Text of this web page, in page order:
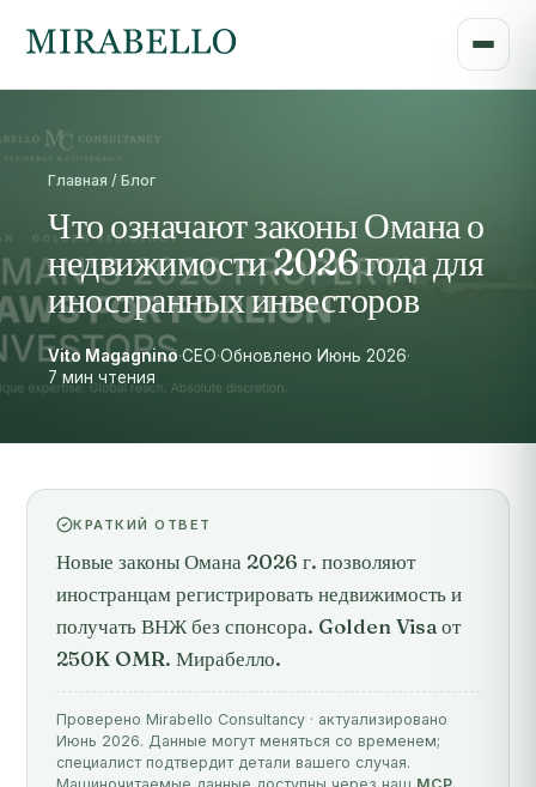
Главная / Блог
Что означают законы Омана о
недвижимости 2026 года для
иностранных инвесторов
Vito Magagnino·CEO·Обновлено Июнь 2026·
7 мин чтения
КРАТКИЙ ОТВЕТ
Новые законы Омана 2026 г. позволяют
иностранцам регистрировать недвижимость и
получать ВНЖ без спонсора. Golden Visa от
250K OMR. Мирабелло.
Проверено Mirabello Consultancy · актуализировано
Июнь 2026. Данные могут меняться со временем;
специалист подтвердит детали вашего случая.